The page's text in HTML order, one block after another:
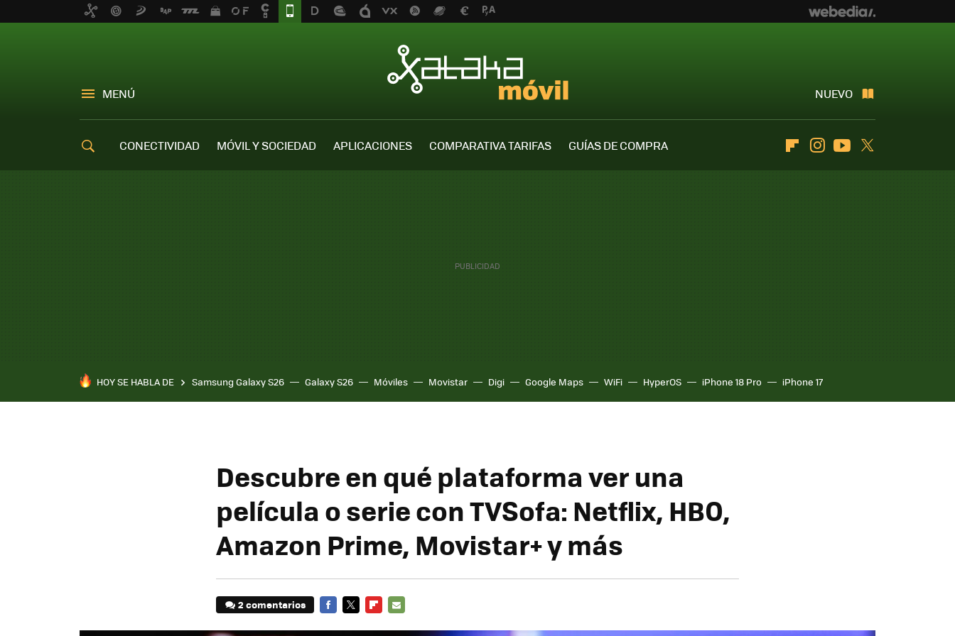
MENÚ NUEVO
CONECTIVIDAD MÓVIL Y SOCIEDAD APLICACIONES COMPARATIVA TARIFAS
GUÍAS DE COMPRA
FlipboardInstagramYoutube
HOY SE HABLA DE Samsung Galaxy S26 Galaxy S26 Móviles Movistar Digi Google Maps WiFi HyperOS iPhone 18 Pro iPhone 17
Descubre en qué plataforma ver una
película o serie con TVSofa: Netflix, HBO,
Amazon Prime, Movistar+ y más
2 comentarios